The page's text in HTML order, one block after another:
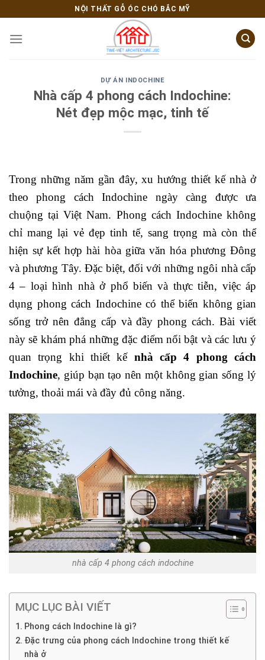
to
content
NỘI THẤT GỖ ÓC CHÓ BẮC MỸ
DỰ ÁN INDOCHINE
Nhà cấp 4 phong cách Indochine:
Nét đẹp mộc mạc, tinh tế
Trong những năm gần đây, xu hướng thiết kế nhà ở
theo phong cách Indochine ngày càng được ưa
chuộng tại Việt Nam. Phong cách Indochine không
chỉ mang lại vẻ đẹp tinh tế, sang trọng mà còn thể
hiện sự kết hợp hài hòa giữa văn hóa phương Đông
và phương Tây. Đặc biệt, đối với những ngôi nhà cấp
4 – loại hình nhà ở phổ biến và thực tiễn, việc áp
dụng phong cách Indochine có thể biến không gian
sống trở nên đẳng cấp và đầy phong cách. Bài viết
này sẽ khám phá những đặc điểm nổi bật và các lưu ý
quan trọng khi thiết kế nhà cấp 4 phong cách
Indochine, giúp bạn tạo nên một không gian sống lý
tưởng, thoải mái và đầy đủ công năng.
nhà cấp 4 phong cách indochine
MỤC LỤC BÀI VIẾT
Phong cách Indochine là gì?
Đặc trưng của phong cách Indochine trong thiết kế
nhà ở